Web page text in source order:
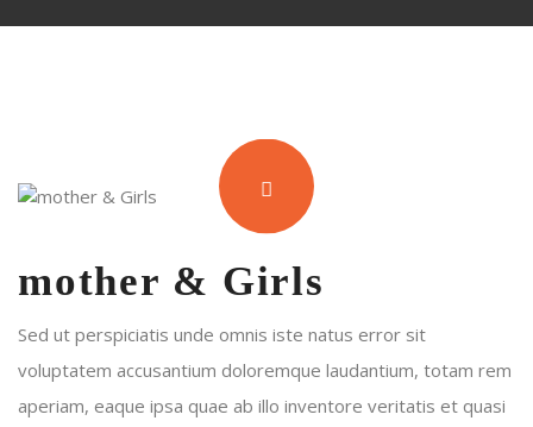
mother & Girls
Sed ut perspiciatis unde omnis iste natus error sit
voluptatem accusantium doloremque laudantium, totam rem
aperiam, eaque ipsa quae ab illo inventore veritatis et quasi